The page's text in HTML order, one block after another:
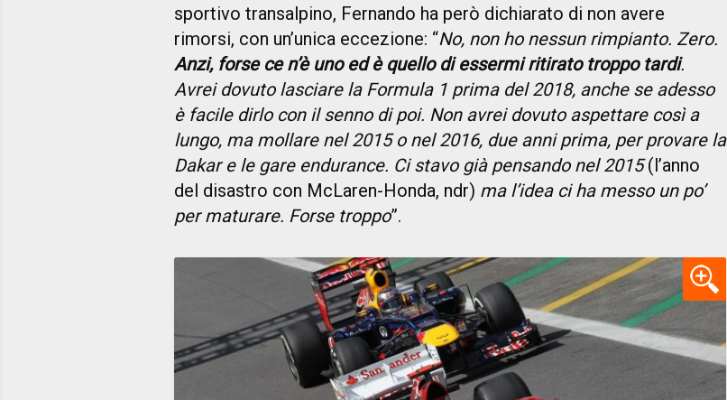
sportivo transalpino, Fernando ha però dichiarato di non avere
rimorsi, con un’unica eccezione: “No, non ho nessun rimpianto. Zero.
Anzi, forse ce n’è uno ed è quello di essermi ritirato troppo tardi.
Avrei dovuto lasciare la Formula 1 prima del 2018, anche se adesso
è facile dirlo con il senno di poi. Non avrei dovuto aspettare così a
lungo, ma mollare nel 2015 o nel 2016, due anni prima, per provare la
Dakar e le gare endurance. Ci stavo già pensando nel 2015(l’anno
del disastro con McLaren-Honda, ndr) ma l’idea ci ha messo un po’
per maturare. Forse troppo”.